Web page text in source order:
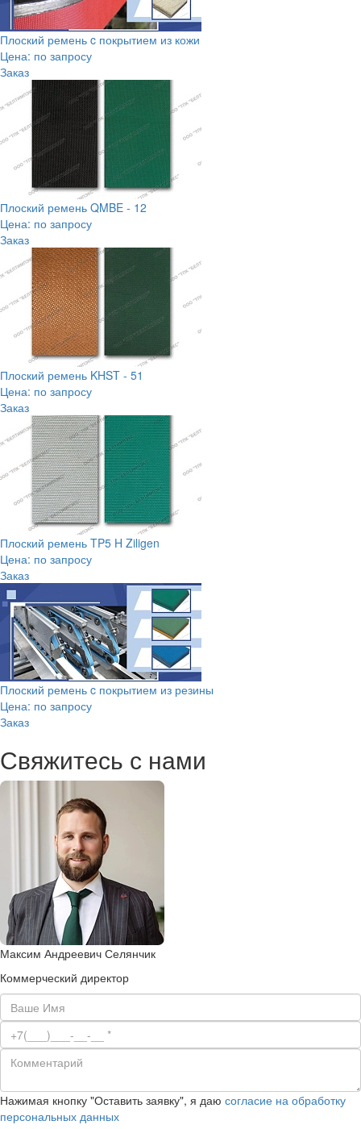
Плоский ремень c покрытием из кожи
Цена: по запросу
Заказ
Плоский ремень QMBE - 12
Цена: по запросу
Заказ
Плоский ремень KHST - 51
Цена: по запросу
Заказ
Плоский ремень TP5 H Ziligen
Цена: по запросу
Заказ
Плоский ремень c покрытием из резины
Цена: по запросу
Заказ
Свяжитесь с нами
Максим Андреевич Селянчик
Коммерческий директор
Нажимая кнопку "Оставить заявку", я даю согласие на обработку
персональных данных